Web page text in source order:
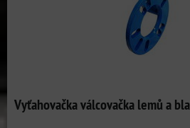
Vyťahovačka válcovačka lemů a